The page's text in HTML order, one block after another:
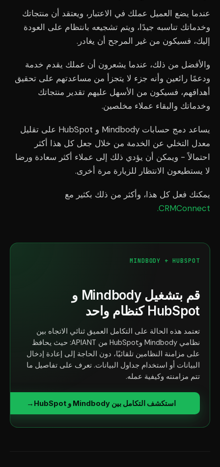
عندما يضع العميل عملك في الاعتبار، ويعتقد أن منتجاتك
وخدماتك تناسبه جيدًا، ويتم تشجيعه بانتظام على العودة
إليك، فسيكون من غير المرجح أن يغادر.
والأفضل من ذلك، عندما يشعرون أن عملك يقدم خدمة
ودعمًا رائعين وأنه جزء لا يتجزأ من مساعدتهم على تحقيق
أهدافهم، فسيكون من الأسهل عليهم تقدير منتجاتك
وخدماتك والبقاء عملاء مخلصين.
يساعد دمج حسابات Mindbody و HubSpot على تقليل
معدل التخلي عن الخدمة من خلال جعل كل هذا أكثر
احتمالاً - ويمكن أن يؤدي ذلك إلى عملاء أكثر سعادة ورضا
لا يستطيعون الانتظار للزيارة مرة أخرى.
يمكنك فعل كل هذا، وأكثر من ذلك بكثير مع
CRMConnect.
MINDBODY + HUBSPOT
قم بتشغيل Mindbody و
HubSpot كنظام واحد
تعتمد هذه الحالة على التكامل العميق ثنائي الاتجاه بين
نظامي Mindbody وHubSpot من APIANT: حيث يحافظ
على مزامنة النظامين تلقائيًا، دون الحاجة إلى إعادة إدخال
البيانات أو استخدام جداول البيانات. تعرف على تفاصيل ما
تتم مزامنته وكيفية عمله.
استكشف التكامل بين Mindbody و HubSpot →